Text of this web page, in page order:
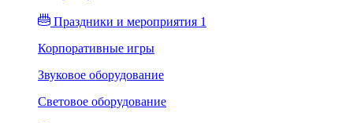
Праздники и мероприятия 1
Корпоративные игры
Звуковое оборудование
Световое оборудование